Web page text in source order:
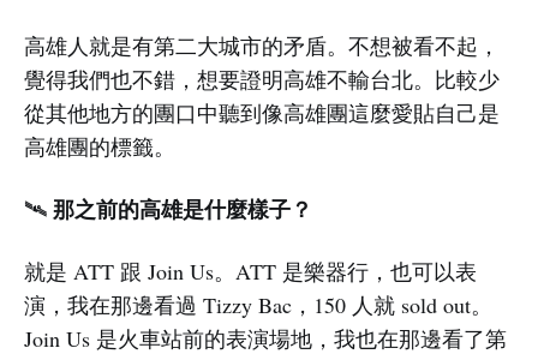
高雄人就是有第二大城市的矛盾。不想被看不起，
覺得我們也不錯，想要證明高雄不輸台北。比較少
從其他地方的團口中聽到像高雄團這麼愛貼自己是
高雄團的標籤。
🛰️ 那之前的高雄是什麼樣子？
就是 ATT 跟 Join Us。ATT 是樂器行，也可以表
演，我在那邊看過 Tizzy Bac，150 人就 sold out。
Join Us 是火車站前的表演場地，我也在那邊看了第